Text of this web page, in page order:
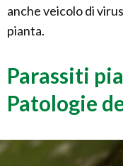
anche veicolo di
pianta.
Parassiti
Patologie